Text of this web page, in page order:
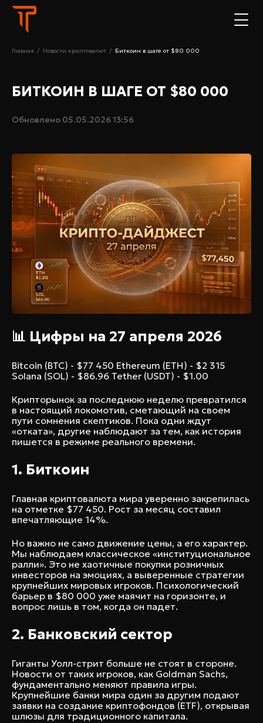
Главная / Новости криптовалют / Биткоин в шаге от $80 000
БИТКОИН В ШАГЕ ОТ $80 000
Обновлено 05.05.2026 13:56
📊 Цифры на 27 апреля 2026
Bitcoin (BTC) - $77 450 Ethereum (ETH) - $2 315
Solana (SOL) - $86.96 Tether (USDT) - $1.00
Крипторынок за последнюю неделю превратился
в настоящий локомотив, сметающий на своем
пути сомнения скептиков. Пока одни ждут
«отката», другие наблюдают за тем, как история
пишется в режиме реального времени.
1. Биткоин
Главная криптовалюта мира уверенно закрепилась
на отметке $77 450. Рост за месяц составил
впечатляющие 14%.
Но важно не само движение цены, а его характер.
Мы наблюдаем классическое «институциональное
ралли». Это не хаотичные покупки розничных
инвесторов на эмоциях, а выверенные стратегии
крупнейших мировых игроков. Психологический
барьер в $80 000 уже маячит на горизонте, и
вопрос лишь в том, когда он падет.
2. Банковский сектор
Гиганты Уолл-стрит больше не стоят в стороне.
Новости от таких игроков, как Goldman Sachs,
фундаментально меняют правила игры.
Крупнейшие банки мира один за другим подают
заявки на создание криптофондов (ETF), открывая
шлюзы для традиционного капитала.